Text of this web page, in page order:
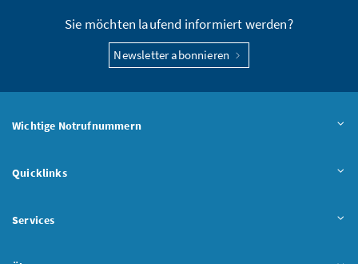
Sie möchten laufend informiert werden?
Newsletter abonnieren
Wichtige Notrufnummern
Quicklinks
Services